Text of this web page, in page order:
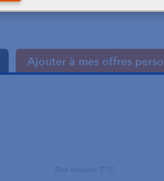
Ajouter à mes offres